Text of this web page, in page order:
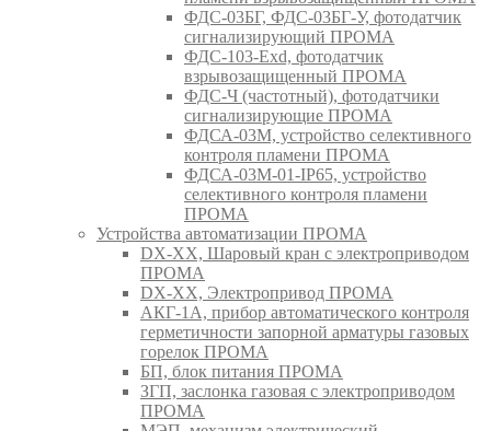
ФДС-03БГ, ФДС-03БГ-У, фотодатчик
сигнализирующий ПРОМА
ФДС-103-Ехd, фотодатчик
взрывозащищенный ПРОМА
ФДС-Ч (частотный), фотодатчики
сигнализирующие ПРОМА
ФДСА-03М, устройство селективного
контроля пламени ПРОМА
ФДСА-03М-01-IP65, устройство
селективного контроля пламени
ПРОМА
Устройства автоматизации ПРОМА
DX-XX, Шаровый кран c электроприводом
ПРОМА
DX-XX, Электропривод ПРОМА
АКГ-1А, прибор автоматического контроля
герметичности запорной арматуры газовых
горелок ПРОМА
БП, блок питания ПРОМА
ЗГП, заслонка газовая с электроприводом
ПРОМА